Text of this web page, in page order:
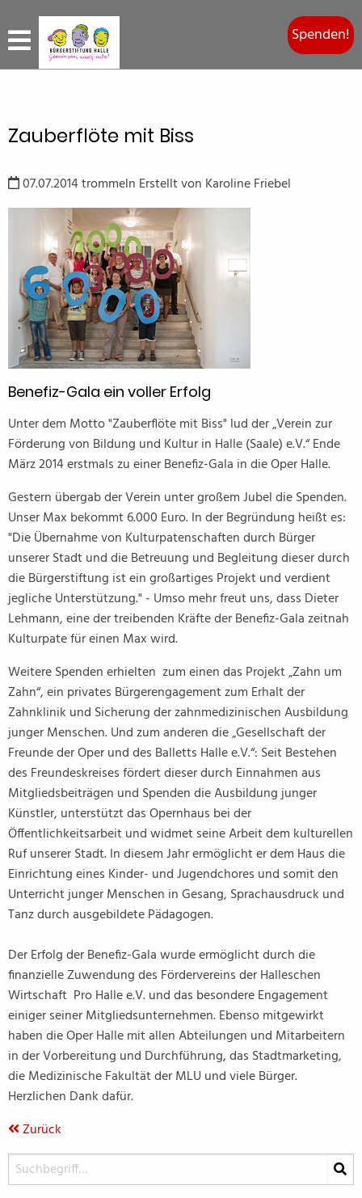
Spenden!
Zauberflöte mit Biss
07.07.2014trommeln Erstellt von Karoline Friebel
Benefiz-Gala ein voller Erfolg
Unter dem Motto "Zauberflöte mit Biss" lud der „Verein zur
Förderung von Bildung und Kultur in Halle (Saale) e.V.“ Ende
März 2014 erstmals zu einer Benefiz-Gala in die Oper Halle.
Gestern übergab der Verein unter großem Jubel die Spenden.
Unser Max bekommt 6.000 Euro. In der Begründung heißt es:
"Die Übernahme von Kulturpatenschaften durch Bürger
unserer Stadt und die Betreuung und Begleitung dieser durch
die Bürgerstiftung ist ein großartiges Projekt und verdient
jegliche Unterstützung." - Umso mehr freut uns, dass Dieter
Lehmann, eine der treibenden Kräfte der Benefiz-Gala zeitnah
Kulturpate für einen Max wird.
Weitere Spenden erhielten zum einen das Projekt „Zahn um
Zahn“, ein privates Bürgerengagement zum Erhalt der
Zahnklinik und Sicherung der zahnmedizinischen Ausbildung
junger Menschen. Und zum anderen die „Gesellschaft der
Freunde der Oper und des Balletts Halle e.V.“: Seit Bestehen
des Freundeskreises fördert dieser durch Einnahmen aus
Mitgliedsbeiträgen und Spenden die Ausbildung junger
Künstler, unterstützt das Opernhaus bei der
Öffentlichkeitsarbeit und widmet seine Arbeit dem kulturellen
Ruf unserer Stadt. In diesem Jahr ermöglicht er dem Haus die
Einrichtung eines Kinder- und Jugendchores und somit den
Unterricht junger Menschen in Gesang, Sprachausdruck und
Tanz durch ausgebildete Pädagogen.
Der Erfolg der Benefiz-Gala wurde ermöglicht durch die
finanzielle Zuwendung des Fördervereins der Halleschen
Wirtschaft Pro Halle e.V. und das besondere Engagement
einiger seiner Mitgliedsunternehmen. Ebenso mitgewirkt
haben die Oper Halle mit allen Abteilungen und Mitarbeitern
in der Vorbereitung und Durchführung, das Stadtmarketing,
die Medizinische Fakultät der MLU und viele Bürger.
Herzlichen Dank dafür.
Zurück